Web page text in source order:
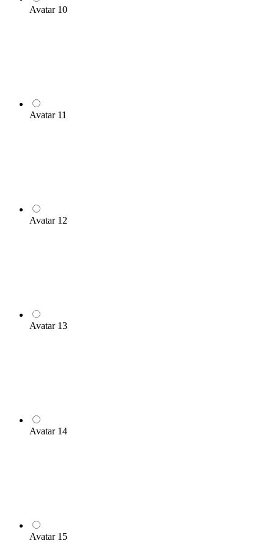
Avatar 10
Avatar 11
Avatar 12
Avatar 13
Avatar 14
Avatar 15